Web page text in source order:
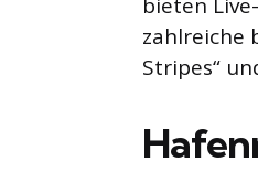
zahlreiche
Stripes“